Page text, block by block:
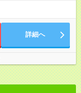
詳細へ